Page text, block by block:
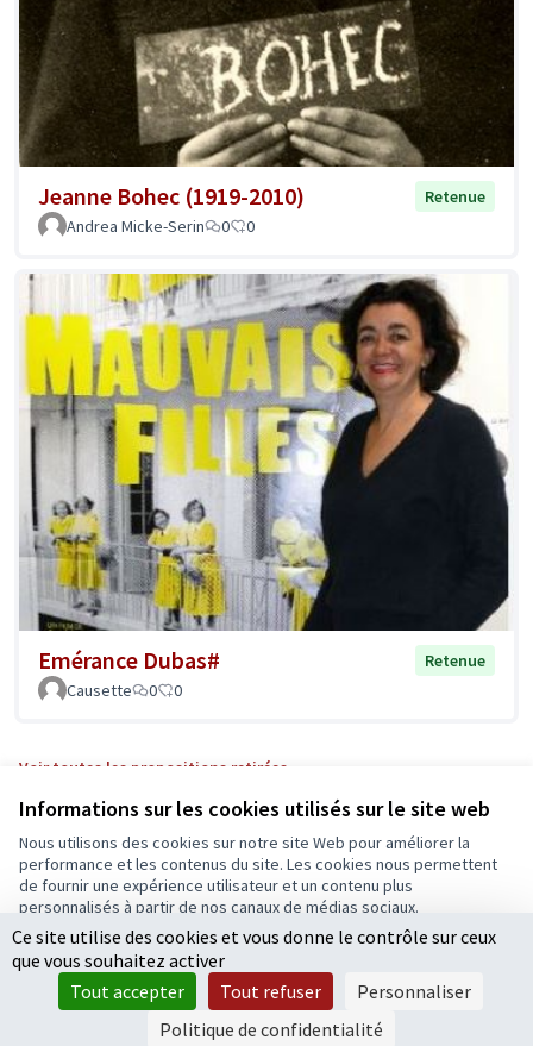
Informations sur les cookies utilisés sur le site web
Nous utilisons des cookies sur notre site Web pour améliorer la
performance et les contenus du site. Les cookies nous permettent
de fournir une expérience utilisateur et un contenu plus
personnalisés à partir de nos canaux de médias sociaux.
Tout accepter
Accepter seulement les cookies essentiels
Paramètres
Jeanne Bohec (1919-2010)
Retenue
Andrea Micke-Serin
0 0
Emérance Dubas#
Retenue
Causette
0 0
Voir toutes les propositions retirées
Conditions d'utilisation
Paramètres des cookies
Ecrivons Angers sur X
(Lien externe)
Ecrivons Angers sur Facebook
(Lien externe)
logiciel libre Decidim
(Lien externe)
.
Licence
(Lien
Ce site utilise des cookies et vous donne le contrôle sur ceux
que vous souhaitez activer
Tout accepter
Tout refuser
Personnaliser
Politique de confidentialité